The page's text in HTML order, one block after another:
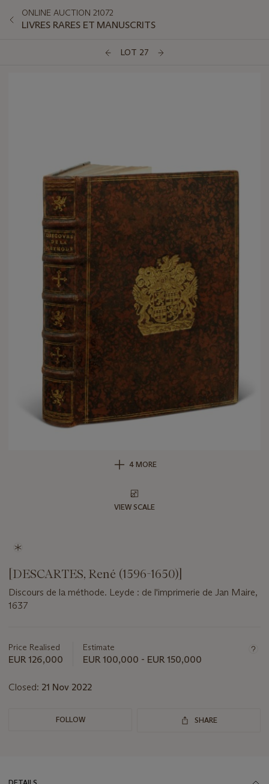
ONLINE AUCTION 21072
LIVRES RARES ET MANUSCRITS
LOT 27
4 MORE
VIEW SCALE
[DESCARTES, René (1596-1650)]
Discours de la méthode. Leyde : de l'imprimerie de Jan Maire,
1637
about
this
Price Realised
EUR 126,000
Estimate
EUR 100,000 - EUR 150,000
Closed: 21 Nov 2022
FOLLOW SHARE